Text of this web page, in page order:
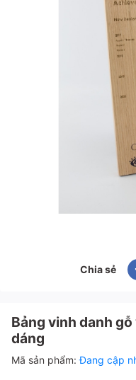
Chia sẻ
Bảng vinh danh
dáng
Mã sản phẩm:Đang cập